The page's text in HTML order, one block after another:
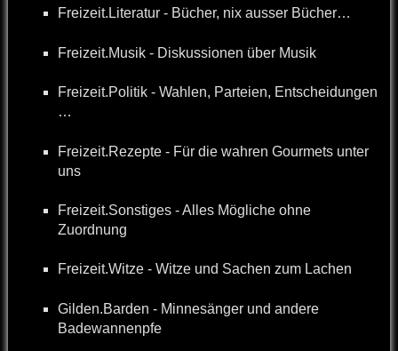
Freizeit.Literatur - Bücher, nix ausser Bücher…
Freizeit.Musik - Diskussionen über Musik
Freizeit.Politik - Wahlen, Parteien, Entscheidungen
…
Freizeit.Rezepte - Für die wahren Gourmets unter
uns
Freizeit.Sonstiges - Alles Mögliche ohne
Zuordnung
Freizeit.Witze - Witze und Sachen zum Lachen
Gilden.Barden - Minnesänger und andere
Badewannenpfe